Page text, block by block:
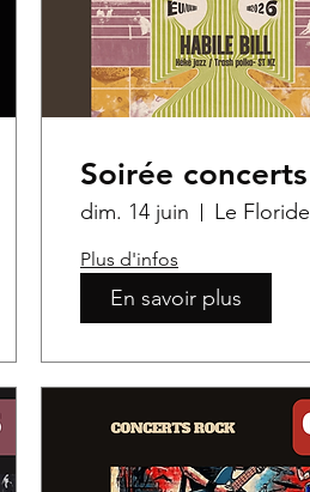
Soirée concerts
dim. 14 juin Le Floride
Plus d'infos
En savoir plus